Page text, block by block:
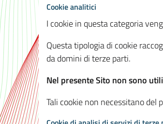
Cookie analitici
I cookie in questa categoria
Questa tipologia di cookie
da domini di terze parti.
Nel presente Sito non sono
Tali cookie non necessitano